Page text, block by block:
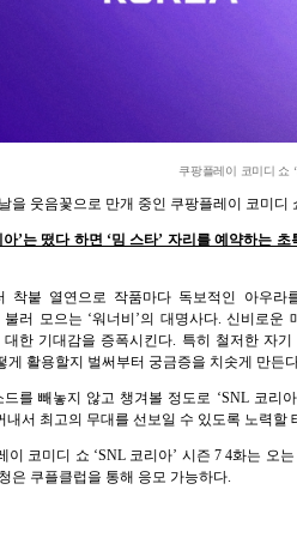
쿠팡플레이 코미디 쇼
을 웃음꽃으로 만개 중인 쿠팡플레이 코미
’는 떴다 하면 ‘밈 스타’ 자리를 예약하는
착붙 열연으로 작품마다 독보적인 아우
러 모으는 ‘워너비’의 대명사다. 신비로
한 기대감을 증폭시킨다. 특히 철저한 자
게 활용할지 벌써부터 궁금증을 치솟게 만든
를 빼놓지 않고 챙겨볼 정도로 ‘SNL 코
내서 최고의 무대를 선보일 수 있도록 노력할
코미디 쇼 ‘SNL 코리아’ 시즌 7 4화는 오
은 쿠플클럽을 통해 응모 가능하다.